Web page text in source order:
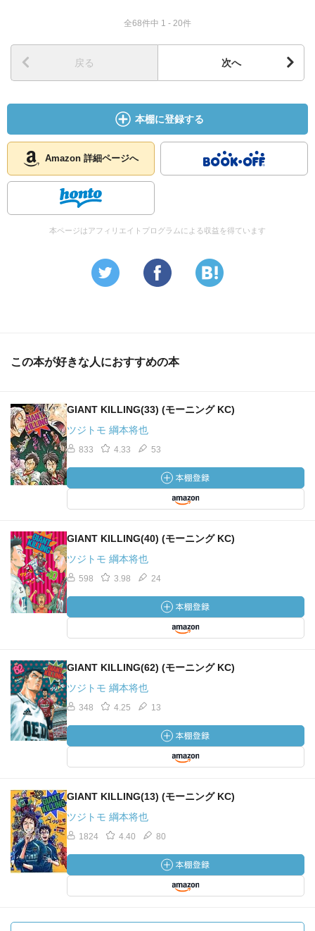
全68件中 1 - 20件
戻る 次へ
本棚に登録する
Amazon 詳細ページへ
本ページはアフィリエイトプログラムによる収益を得ています
この本が好きな人におすすめの本
GIANT KILLING(33) (モーニング KC)
ツジトモ 綱本将也
833 4.33 53
GIANT KILLING(40) (モーニング KC)
ツジトモ 綱本将也
598 3.98 24
GIANT KILLING(62) (モーニング KC)
ツジトモ 綱本将也
348 4.25 13
GIANT KILLING(13) (モーニング KC)
ツジトモ 綱本将也
1824 4.40 80